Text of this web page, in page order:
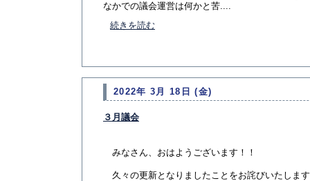
なかでの議会運営は何かと苦....
続きを読む
2022年 3月 18日 (金)
３月議会
みなさん、おはようございます！！
久々の更新となりましたことをお詫びいたしま